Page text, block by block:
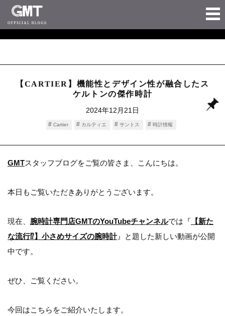
【CARTIER】機能性とデザイン性が融合したス
ケルトンの傑作時計
2024年12月21日
Cartier カルティエ サントス 時計情報
GMTスタッフブログをご覧の皆さま、こんにちは。
本日もご覧いただきありがとうございます。
現在、 腕時計専門店GMTのYouTubeチャンネルでは『 【新た
な流行⁉】小さめサイズの腕時計』と題した新しい動画が公開
中です。
ぜひ、ご覧ください。
今回はこちらをご紹介いたします。